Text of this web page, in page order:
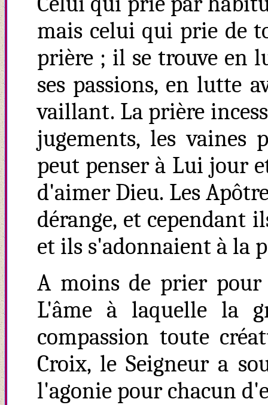
mais celui qui prie de
prière ; il se trouve en
ses passions, en lutte
vaillant. La prière
jugements, les vaines
peut penser à Lui jour
d'aimer Dieu. Les
dérange, et cependant
et ils s'adonnaient à la
A moins de prier pour
L'âme à laquelle la
compassion toute
Croix, le Seigneur a
l'agonie pour chacun